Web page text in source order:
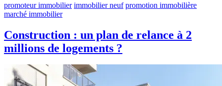
promoteur immobilier immobilier neuf promotion immobilière
marché immobilier
Construction : un plan de relance à 2
millions de logements ?